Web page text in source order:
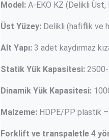
Model: A-EKO KZ (Delikli Üst,
Üst Yüzey: Delikli (hafiflik ve
Alt Yapı: 3 adet kaydırmaz
Statik Yük Kapasitesi:
Dinamik Yük Kapasitesi:
Malzeme: HDPE/PP plastik
Forklift ve transpaletle 4